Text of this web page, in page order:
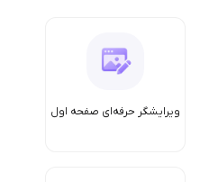
ویرایشگر حرفه‌ای صفحه اول